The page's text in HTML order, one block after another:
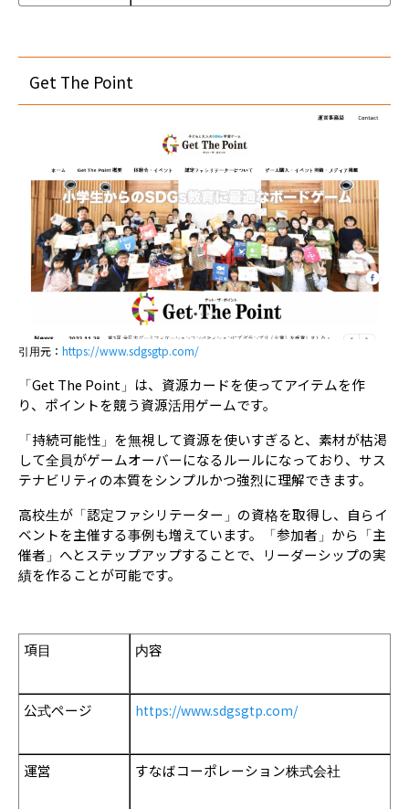
Get The Point
引用元： https://www.sdgsgtp.com/
「Get The Point」は、資源カードを使ってアイテムを作
り、ポイントを競う資源活用ゲームです。
「持続可能性」を無視して資源を使いすぎると、素材が枯渇
して全員がゲームオーバーになるルールになっており、サス
テナビリティの本質をシンプルかつ強烈に理解できます。
高校生が「認定ファシリテーター」の資格を取得し、自らイ
ベントを主催する事例も増えています。「参加者」から「主
催者」へとステップアップすることで、リーダーシップの実
績を作ることが可能です。
項目 内容
公式ページ https://www.sdgsgtp.com/
運営 すなばコーポレーション株式会社